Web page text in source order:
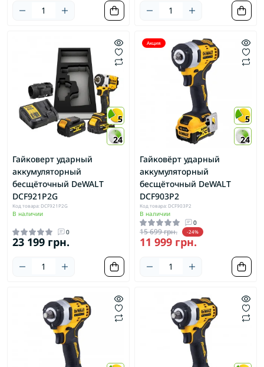
5
24
Гайковерт ударный
аккумуляторный
бесщёточный DeWALT
DCF921P2G
Код товара: DCF921P2G
В наличии
0
23 199 грн.
Акция
5
24
Гайковёрт ударный
аккумуляторный
бесщёточный DeWALT
DCF903P2
Код товара: DCF903P2
В наличии
0
15 699 грн. -24%
11 999 грн.